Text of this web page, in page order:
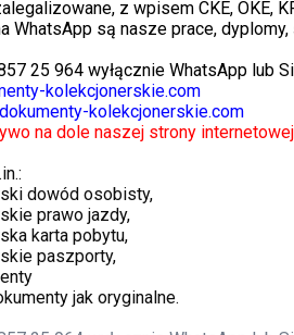
z wpisem CKE, OKE,
WhatsApp są nasze prace,
25 964 wyłącznie WhatsApp lub
kolekcjonerskie.com
kolekcjonerskie.com
na dole naszej strony internetowej
dowód osobisty,
prawo jazdy,
karta pobytu,
paszporty,
jak oryginalne.